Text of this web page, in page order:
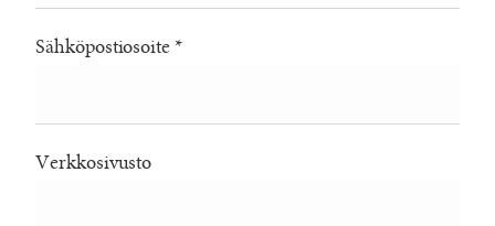
Sähköpostiosoite *
Verkkosivusto